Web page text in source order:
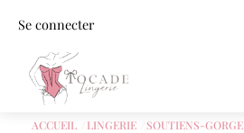
Se connecter
ACCUEIL LINGERIE SOUTIENS-GORGE